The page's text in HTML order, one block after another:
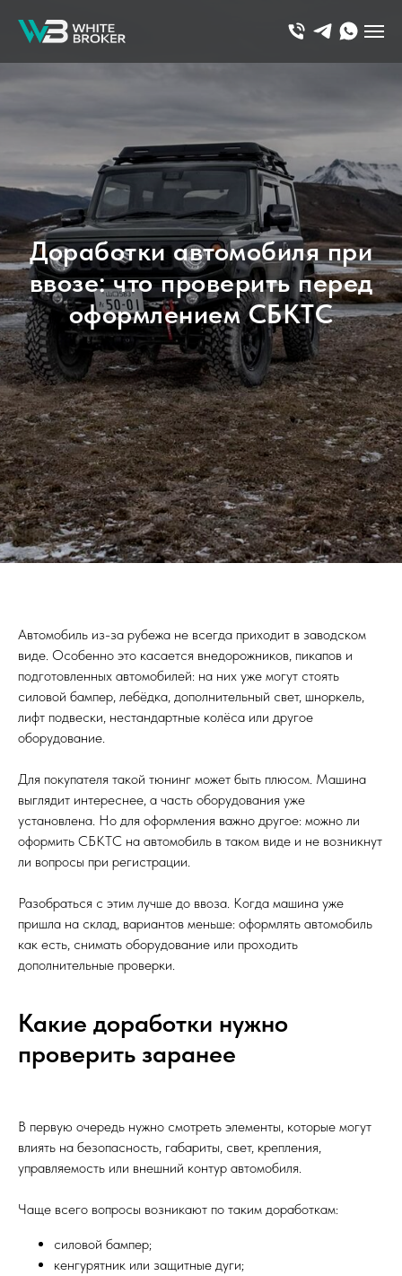
Доработки автомобиля при
ввозе: что проверить перед
оформлением СБКТС
Автомобиль из-за рубежа не всегда приходит в заводском
виде. Особенно это касается внедорожников, пикапов и
подготовленных автомобилей: на них уже могут стоять
силовой бампер, лебёдка, дополнительный свет, шноркель,
лифт подвески, нестандартные колёса или другое
оборудование.
Для покупателя такой тюнинг может быть плюсом. Машина
выглядит интереснее, а часть оборудования уже
установлена. Но для оформления важно другое: можно ли
оформить СБКТС на автомобиль в таком виде и не возникнут
ли вопросы при регистрации.
Разобраться с этим лучше до ввоза. Когда машина уже
пришла на склад, вариантов меньше: оформлять автомобиль
как есть, снимать оборудование или проходить
дополнительные проверки.
Какие доработки нужно
проверить заранее
В первую очередь нужно смотреть элементы, которые могут
влиять на безопасность, габариты, свет, крепления,
управляемость или внешний контур автомобиля.
Чаще всего вопросы возникают по таким доработкам:
силовой бампер;
кенгурятник или защитные дуги;